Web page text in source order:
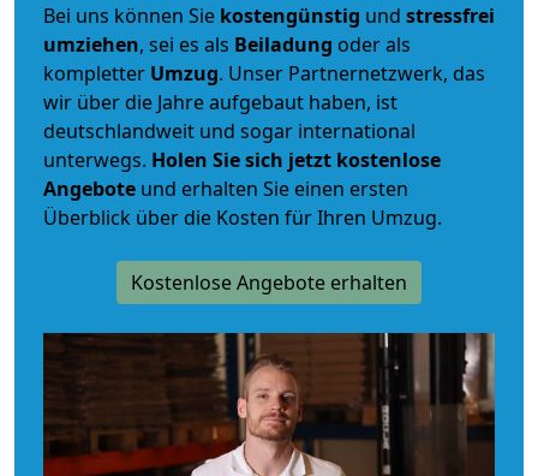
Bei uns können Sie kostengünstig und stressfrei
umziehen, sei es als Beiladung oder als
kompletter Umzug. Unser Partnernetzwerk, das
wir über die Jahre aufgebaut haben, ist
deutschlandweit und sogar international
unterwegs. Holen Sie sich jetzt kostenlose
Angebote und erhalten Sie einen ersten
Überblick über die Kosten für Ihren Umzug.
Kostenlose Angebote erhalten